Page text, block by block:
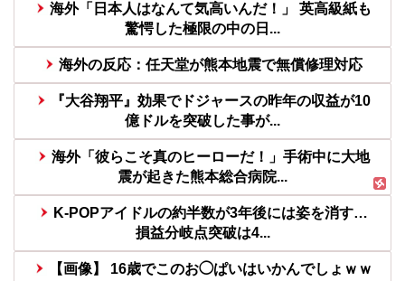
海外「日本人はなんて気高いんだ！」 英高級紙も
驚愕した極限の中の日...
海外の反応：任天堂が熊本地震で無償修理対応
『大谷翔平』効果でドジャースの昨年の収益が10
億ドルを突破した事が...
海外「彼らこそ真のヒーローだ！」手術中に大地
震が起きた熊本総合病院...
K-POPアイドルの約半数が3年後には姿を消す…
損益分岐点突破は4...
【画像】 16歳でこのお◯ぱいはいかんでしょｗｗ